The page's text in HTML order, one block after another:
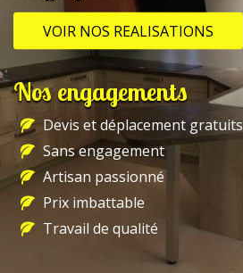
VOIR NOS REALISATIONS
Nos engagements
Devis et déplacement gratuits
Sans engagement
Artisan passionné
Prix imbattable
Travail de qualité